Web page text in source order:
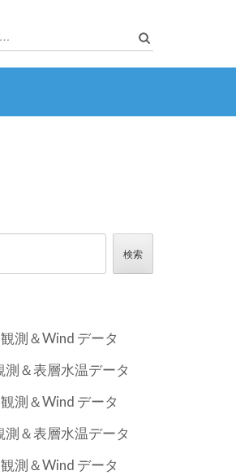
検索
測＆Wind データ
＆表層水温データ
測＆Wind データ
＆表層水温データ
測＆Wind データ